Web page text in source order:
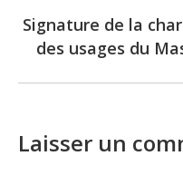
Signature de la
des usages du
Laisser un